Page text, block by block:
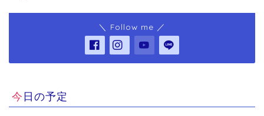
＼ Follow me ／
今日の予定